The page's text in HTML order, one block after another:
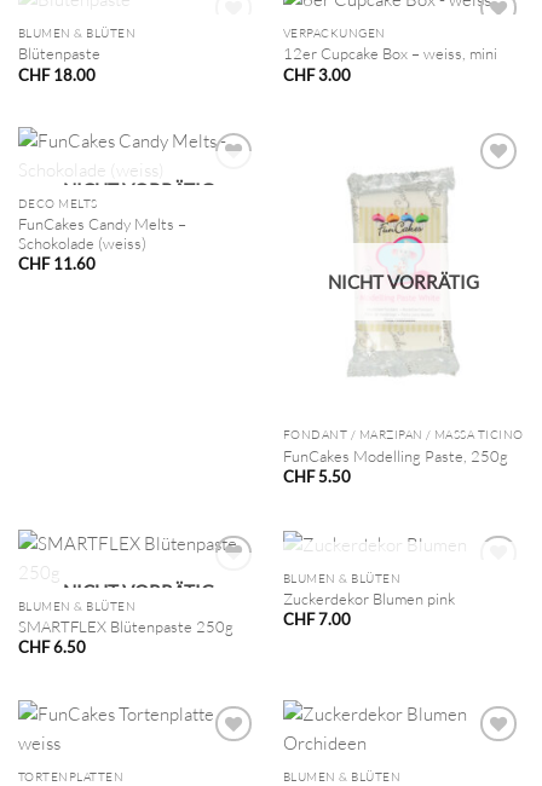
NICHT VORRÄTIG
BLUMEN & BLÜTEN
Blütenpaste
CHF18.00
VERPACKUNGEN
12er Cupcake Box – weiss, mini
CHF3.00
NICHT VORRÄTIG
DECO MELTS
FunCakes Candy Melts –
Schokolade (weiss)
CHF11.60
NICHT VORRÄTIG
FONDANT / MARZIPAN / MASSA TICINO
FunCakes Modelling Paste, 250g
CHF5.50
NICHT VORRÄTIG
BLUMEN & BLÜTEN
SMARTFLEX Blütenpaste 250g
CHF6.50
NICHT VORRÄTIG
BLUMEN & BLÜTEN
Zuckerdekor Blumen pink
CHF7.00
TORTENPLATTEN BLUMEN & BLÜTEN